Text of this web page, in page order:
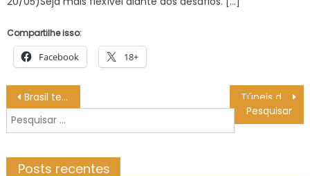
Compartilhe isso:
Facebook 18+
Navegação
de
Post
Brasil tem 36 casos confirmados e sete mortes
Pesquisar
por:
Posts recentes